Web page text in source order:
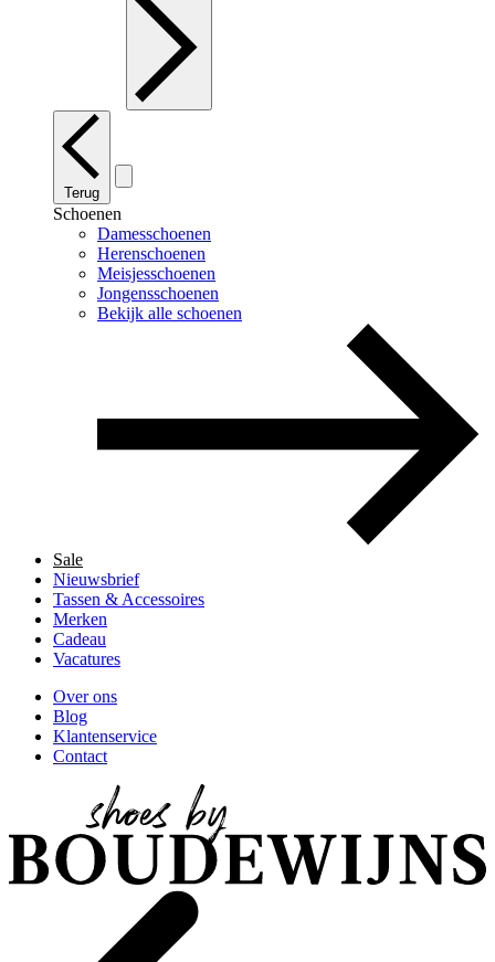
Terug
Schoenen
Damesschoenen
Herenschoenen
Meisjesschoenen
Jongensschoenen
Bekijk alle schoenen
Sale
Nieuwsbrief
Tassen & Accessoires
Merken
Cadeau
Vacatures
Over ons
Blog
Klantenservice
Contact